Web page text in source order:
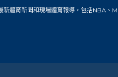
體育報導，包括NBA、MLB、中華職棒